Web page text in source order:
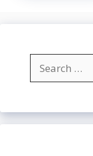
Search
for: